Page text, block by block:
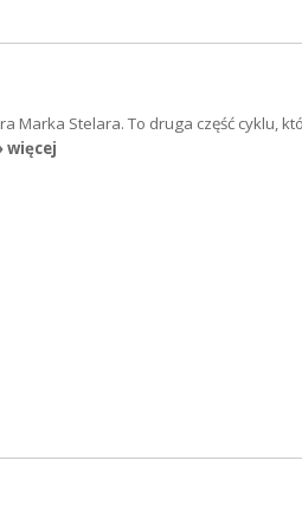
Marka Stelara. To druga część cyklu,
więcej